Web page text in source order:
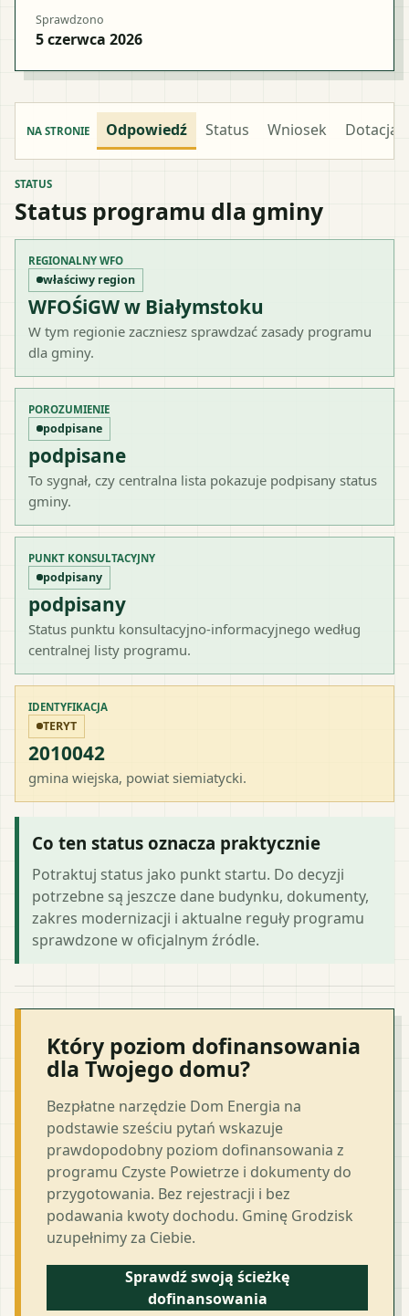
Sprawdzono
5 czerwca 2026
NA STRONIE Odpowiedź Status Wniosek Dotacja
STATUS
Status programu dla gminy
REGIONALNY WFO
właściwy region
WFOŚiGW w Białymstoku
W tym regionie zaczniesz sprawdzać zasady programu
dla gminy.
POROZUMIENIE
podpisane
podpisane
To sygnał, czy centralna lista pokazuje podpisany status
gminy.
PUNKT KONSULTACYJNY
podpisany
podpisany
Status punktu konsultacyjno-informacyjnego według
centralnej listy programu.
IDENTYFIKACJA
TERYT
2010042
gmina wiejska, powiat siemiatycki.
Co ten status oznacza praktycznie
Potraktuj status jako punkt startu. Do decyzji
potrzebne są jeszcze dane budynku, dokumenty,
zakres modernizacji i aktualne reguły programu
sprawdzone w oficjalnym źródle.
Który poziom dofinansowania
dla Twojego domu?
Bezpłatne narzędzie Dom Energia na
podstawie sześciu pytań wskazuje
prawdopodobny poziom dofinansowania z
programu Czyste Powietrze i dokumenty do
przygotowania. Bez rejestracji i bez
podawania kwoty dochodu. Gminę Grodzisk
uzupełnimy za Ciebie.
Sprawdź swoją ścieżkę
dofinansowania